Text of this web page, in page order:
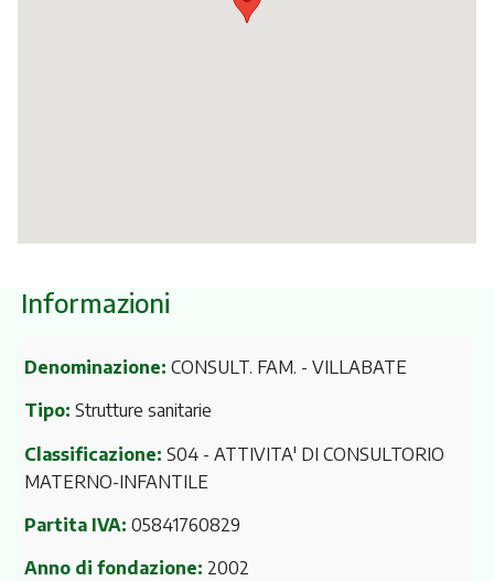
Informazioni
Denominazione: CONSULT. FAM. - VILLABATE
Tipo: Strutture sanitarie
Classificazione: S04 - ATTIVITA' DI CONSULTORIO
MATERNO-INFANTILE
Partita IVA: 05841760829
Anno di fondazione: 2002